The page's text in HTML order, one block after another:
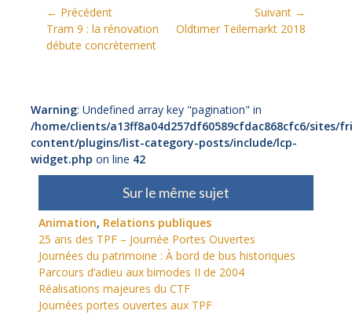
Navigation
de
l’article
← Précédent
Article
précédent:
Tram 9 : la rénovation
débute concrètement
Suivant →
Article
Oldtimer Teilemarkt 2018
Warning: Undefined array key "pagination" in
/home/clients/a13ff8a04d257df60589cfdac868cfc6/sites/
content/plugins/list-category-posts/include/lcp-
widget.php on line 42
Sur le même sujet
Animation, Relations publiques
25 ans des TPF – Journée Portes Ouvertes
Journées du patrimoine : À bord de bus historiques
Parcours d’adieu aux bimodes II de 2004
Réalisations majeures du CTF
Journées portes ouvertes aux TPF